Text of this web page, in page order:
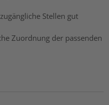
Stellen gut
Zuordnung der passenden